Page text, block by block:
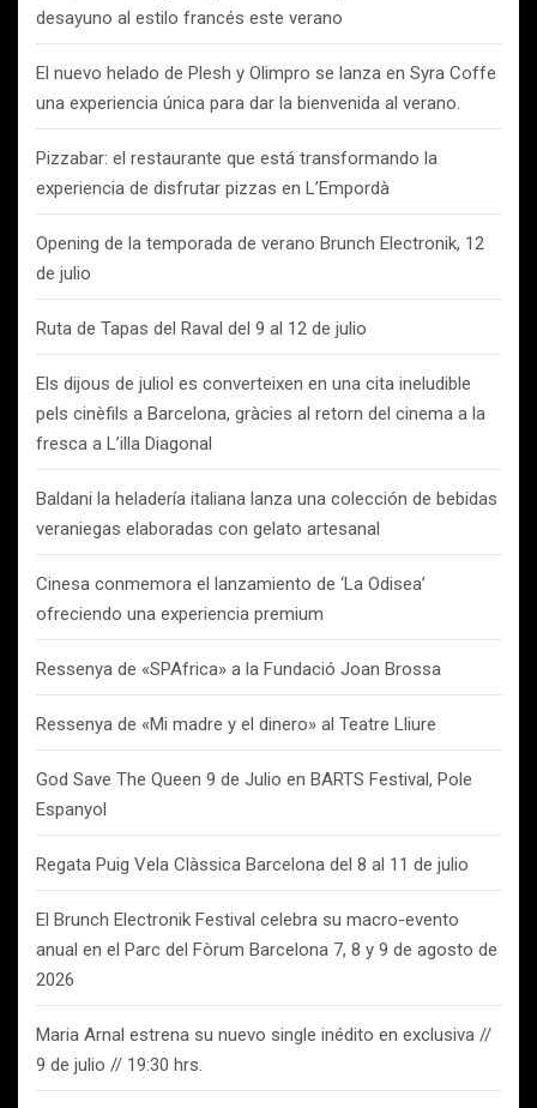
desayuno al estilo francés este verano
El nuevo helado de Plesh y Olimpro se lanza en Syra Coffe
una experiencia única para dar la bienvenida al verano.
Pizzabar: el restaurante que está transformando la
experiencia de disfrutar pizzas en L’Empordà
Opening de la temporada de verano Brunch Electronik, 12
de julio
Ruta de Tapas del Raval del 9 al 12 de julio
Els dijous de juliol es converteixen en una cita ineludible
pels cinèfils a Barcelona, gràcies al retorn del cinema a la
fresca a L’illa Diagonal
Baldani la heladería italiana lanza una colección de bebidas
veraniegas elaboradas con gelato artesanal
Cinesa conmemora el lanzamiento de ‘La Odisea’
ofreciendo una experiencia premium
Ressenya de «SPAfrica» a la Fundació Joan Brossa
Ressenya de «Mi madre y el dinero» al Teatre Lliure
God Save The Queen 9 de Julio en BARTS Festival, Pole
Espanyol
Regata Puig Vela Clàssica Barcelona del 8 al 11 de julio
El Brunch Electronik Festival celebra su macro-evento
anual en el Parc del Fòrum Barcelona 7, 8 y 9 de agosto de
2026
Maria Arnal estrena su nuevo single inédito en exclusiva //
9 de julio // 19:30 hrs.